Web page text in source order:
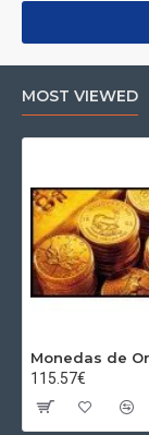
MOST VIEWED
115.57€